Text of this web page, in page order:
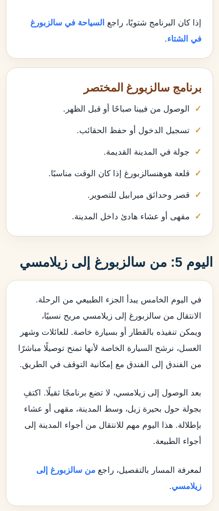
إذا كان البرنامج شتويًا، راجع السياحة في سالزبورغ
في الشتاء.
برنامج سالزبورغ المختصر
الوصول من فيينا صباحًا أو قبل الظهر.
تسجيل الدخول أو حفظ الحقائب.
جولة في المدينة القديمة.
قلعة هوهنسالزبورغ إذا كان الوقت مناسبًا.
قصر وحدائق ميرابيل للتصوير.
مقهى أو عشاء هادئ داخل المدينة.
اليوم 5: من سالزبورغ إلى زيلامسي
في اليوم الخامس يبدأ الجزء الطبيعي من الرحلة.
الانتقال من سالزبورغ إلى زيلامسي مريح نسبيًا،
ويمكن تنفيذه بالقطار أو بسيارة خاصة. للعائلات وشهر
العسل، نرشح السيارة الخاصة لأنها تمنح توصيلًا مباشرًا
من الفندق إلى الفندق مع إمكانية التوقف في الطريق.
بعد الوصول إلى زيلامسي، لا تضع برنامجًا ثقيلًا. اكتفِ
بجولة حول بحيرة زيل، وسط المدينة، مقهى أو عشاء
بإطلالة. هذا اليوم مهم للانتقال من أجواء المدينة إلى
أجواء الطبيعة.
لمعرفة المسار بالتفصيل، راجع من سالزبورغ إلى
زيلامسي.